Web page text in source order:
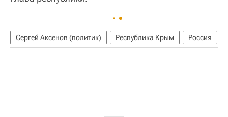
Сергей Аксенов (политик) Республика Крым Россия